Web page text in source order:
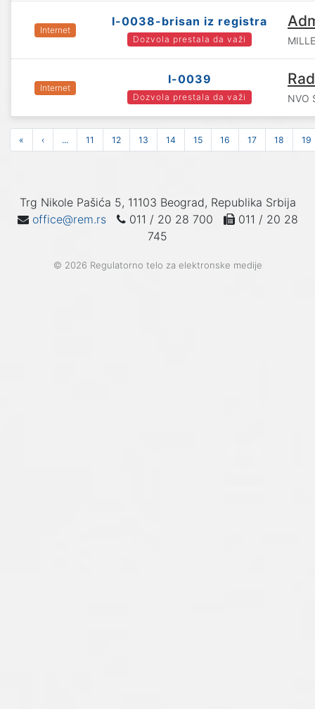
Internet
I-0038-brisan iz registra
Dozvola prestala da važi
Internet
I-0039
Dozvola prestala da važi NVO
« ‹ ... 11 12 13 14 15 16 17 18 19
Trg Nikole Pašića 5, 11103 Beograd, Republika Srbija
office@rem.rs
011 / 20 28 700
011 / 20 28
745
© 2026 Regulatorno telo za elektronske medije